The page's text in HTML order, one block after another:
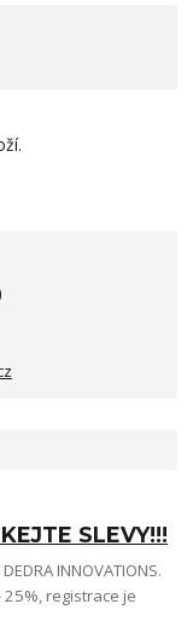
SLEVY!!!
INNOVATIONS.
registrace je